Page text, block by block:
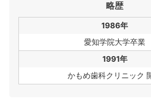
略歴
1986年
愛知学院大学卒業
1991年
かもめ歯科クリニック